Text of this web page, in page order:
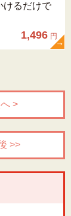
けるだけで
1,496 円
>
>>